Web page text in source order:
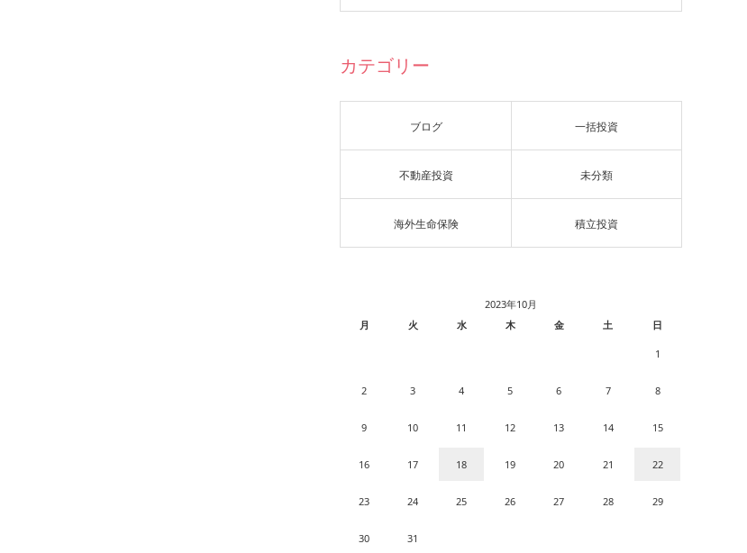
カテゴリー
ブログ 一括投資
不動産投資 未分類
海外生命保険 積立投資
2023年10月
月
火 水 木 金 土 日
1
2 3 4 5 6 7 8
9 10 11 12 13 14 15
16 17 18 19 20 21 22
23 24 25 26 27 28 29
30 31